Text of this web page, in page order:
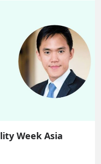
Week Asia